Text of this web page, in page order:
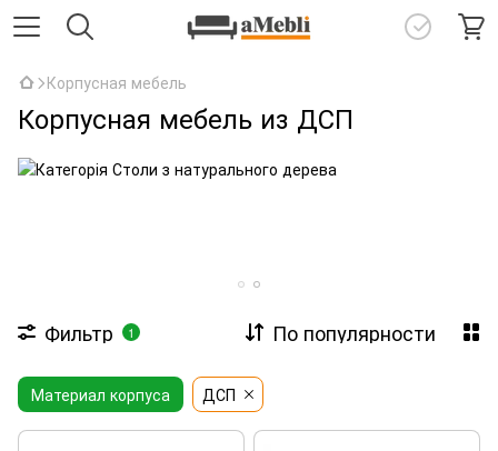
Корпусная мебель
Корпусная мебель из ДСП
Фильтр 1 По популярности
Материал корпуса ДСП